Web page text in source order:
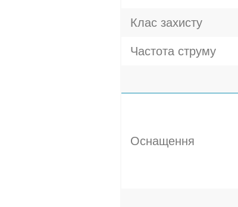
Клас захисту
Частота струму
Оснащення